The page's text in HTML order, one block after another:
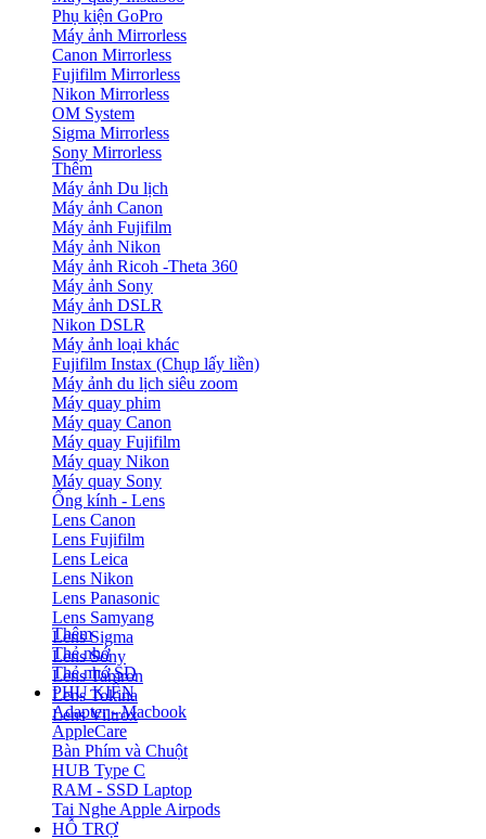
Phụ kiện GoPro
Máy ảnh Mirrorless
Canon Mirrorless
Fujifilm Mirrorless
Nikon Mirrorless
OM System
Sigma Mirrorless
Sony Mirrorless
Thêm
Máy ảnh Du lịch
Máy ảnh Canon
Máy ảnh Fujifilm
Máy ảnh Nikon
Máy ảnh Ricoh -Theta 360
Máy ảnh Sony
Máy ảnh DSLR
Nikon DSLR
Máy ảnh loại khác
Fujifilm Instax (Chụp lấy liền)
Máy ảnh du lịch siêu zoom
Máy quay phim
Máy quay Canon
Máy quay Fujifilm
Máy quay Nikon
Máy quay Sony
Ống kính - Lens
Lens Canon
Lens Fujifilm
Lens Leica
Lens Nikon
Lens Panasonic
Lens Samyang
Lens Sigma
Lens Sony
Lens Tamron
Lens Tokina
Lens Viltrox
Thêm
Thẻ nhớ
Thẻ nhớ SD
PHỤ KIỆN
Adapter - Macbook
AppleCare
Bàn Phím và Chuột
HUB Type C
RAM - SSD Laptop
Tai Nghe Apple Airpods
HỖ TRỢ